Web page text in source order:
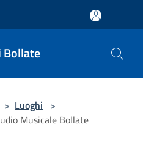
Bollate
> Luoghi >
Musicale Bollate